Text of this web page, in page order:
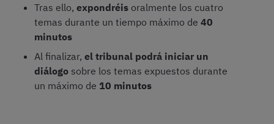
Tras ello, expondréis oralmente los cuatro
temas durante un tiempo máximo de 40
minutos
Al finalizar, el tribunal podrá iniciar un
diálogo sobre los temas expuestos durante
un máximo de 10 minutos